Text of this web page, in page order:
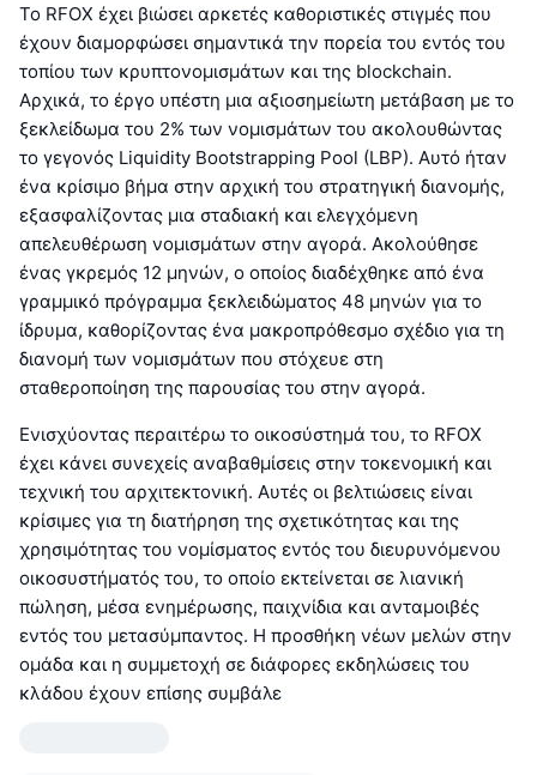
Το RFOX έχει βιώσει αρκετές καθοριστικές στιγμές που
έχουν διαμορφώσει σημαντικά την πορεία του εντός του
τοπίου των κρυπτονομισμάτων και της blockchain.
Αρχικά, το έργο υπέστη μια αξιοσημείωτη μετάβαση με το
ξεκλείδωμα του 2% των νομισμάτων του ακολουθώντας
το γεγονός Liquidity Bootstrapping Pool (LBP). Αυτό ήταν
ένα κρίσιμο βήμα στην αρχική του στρατηγική διανομής,
εξασφαλίζοντας μια σταδιακή και ελεγχόμενη
απελευθέρωση νομισμάτων στην αγορά. Ακολούθησε
ένας γκρεμός 12 μηνών, ο οποίος διαδέχθηκε από ένα
γραμμικό πρόγραμμα ξεκλειδώματος 48 μηνών για το
ίδρυμα, καθορίζοντας ένα μακροπρόθεσμο σχέδιο για τη
διανομή των νομισμάτων που στόχευε στη
σταθεροποίηση της παρουσίας του στην αγορά.
Ενισχύοντας περαιτέρω το οικοσύστημά του, το RFOX
έχει κάνει συνεχείς αναβαθμίσεις στην τοκενομική και
τεχνική του αρχιτεκτονική. Αυτές οι βελτιώσεις είναι
κρίσιμες για τη διατήρηση της σχετικότητας και της
χρησιμότητας του νομίσματος εντός του διευρυνόμενου
οικοσυστήματός του, το οποίο εκτείνεται σε λιανική
πώληση, μέσα ενημέρωσης, παιχνίδια και ανταμοιβές
εντός του μετασύμπαντος. Η προσθήκη νέων μελών στην
ομάδα και η συμμετοχή σε διάφορες εκδηλώσεις του
κλάδου έχουν επίσης συμβάλε